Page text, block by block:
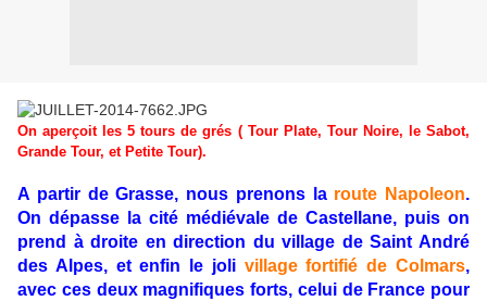
On aperçoit les 5 tours de grés ( Tour Plate, Tour Noire, le Sabot,
Grande Tour, et Petite Tour).
A partir de Grasse, nous prenons la route Napoleon.
On dépasse la cité médiévale de Castellane, puis on
prend à droite en direction du village de Saint André
des Alpes, et enfin le joli village fortifié de Colmars,
avec ces deux magnifiques forts, celui de France pour